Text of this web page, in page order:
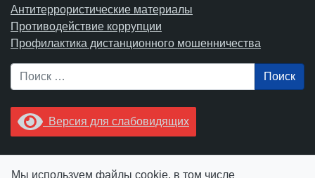
Антитеррористические материалы
Противодействие коррупции
Профилактика дистанционного мошенничества
Поиск
Версия для слабовидящих
Мы используем файлы cookie, в том числе